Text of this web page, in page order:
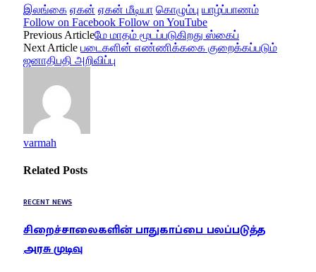
இலங்கை ஏகன் ஏகன் மீடியா கொழும்பு யாழ்ப்பாணம்
Follow on Facebook Follow on YouTube
Previous Articleமே மாதம் மூடப்படுகிறது ஸ்கைப்
Next Article படைகளின் எண்ணிக்ககை குறைக்கப்படும்
ஜனாதிபதி அறிவிப்பு
varmah
Related Posts
RECENT NEWS
சிறைச்சாலைகளின் பாதுகாப்பை பலப்படுத்த
அரசு முடிவு